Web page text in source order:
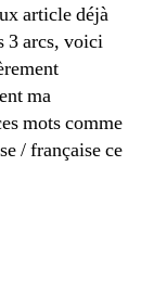
article déjà
3 arcs, voici
ma
mots comme
/ française ce